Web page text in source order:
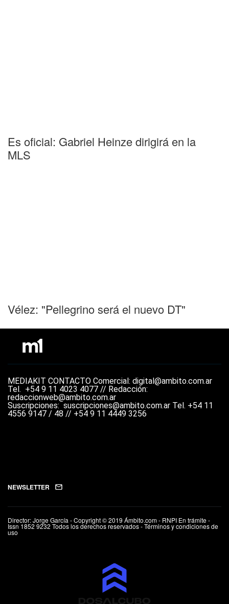
Es oficial: Gabriel Heinze dirigirá en la
MLS
Vélez: "Pellegrino será el nuevo DT"
MEDIAKIT CONTACTO Comercial: digital@ambito.com.ar
Tel. +54 9 11 4023 4077 // Redacción:
redaccionweb@ambito.com.ar
Suscripciones: suscripciones@ambito.com.ar Tel. +54 11
4556 9147 / 48 // +54 9 11 4449 3256
NEWSLETTER
Director: Jorge García - Copyright © 2019 Ámbito.com - RNPI En trámite -
Issn 1852 9232 Todos los derechos reservados - Términos y condiciones de
uso